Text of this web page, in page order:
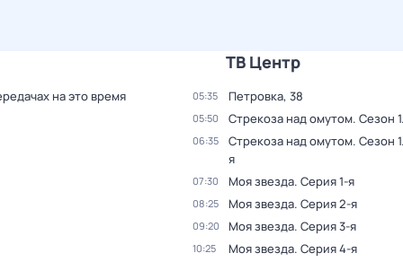
на это время
ТВ Центр
05:35 Петровка, 38
05:50 Стрекоза над омутом. Сезон 1
06:35 Стрекоза над омутом. Сезон 1
я
07:30 Моя звезда. Серия 1-я
08:25 Моя звезда. Серия 2-я
09:20 Моя звезда. Серия 3-я
10:25 Моя звезда. Серия 4-я